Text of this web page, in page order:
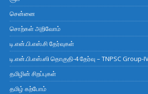
சென்னை
சொற்கள் அறிவோம்
டி.என்.பி.எஸ்.சி தேர்வுகள்
டி.என்.பி.எஸ்.ஸி தொகுதி-4 தேர்வு – TNPSC Group-
தமிழின் சிறப்புகள்
தமிழ் கற்போம்